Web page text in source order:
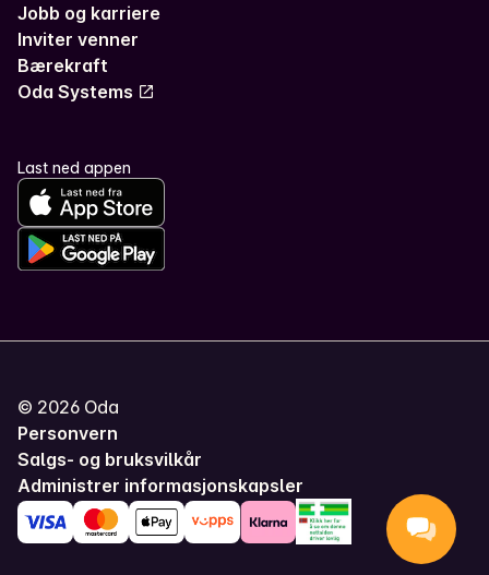
Jobb og karriere
Inviter venner
Bærekraft
Oda Systems
Last ned appen
© 2026 Oda
Personvern
Salgs- og bruksvilkår
Administrer informasjonskapsler